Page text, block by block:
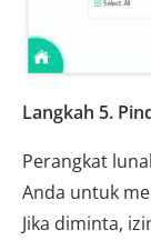
Langkah 5.
Perangkat
Anda untuk
Jika diminta,